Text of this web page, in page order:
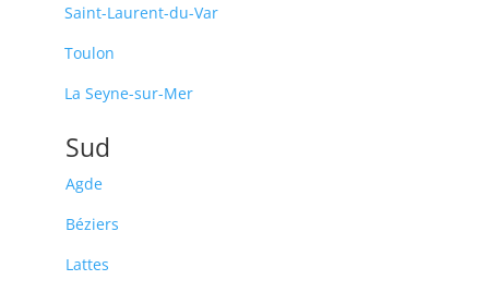
Saint-Laurent-du-Var
Toulon
La Seyne-sur-Mer
Sud
Agde
Béziers
Lattes